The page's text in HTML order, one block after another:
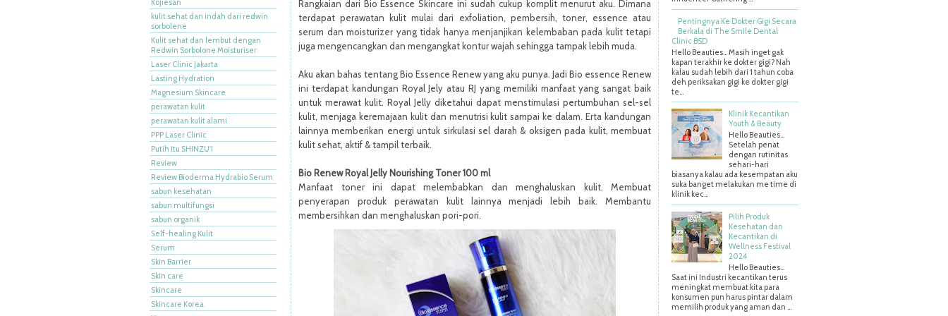
kulit sehat dan indah dari redwin
sorbolene
Kulit sehat dan lembut dengan
Redwin Sorbolone Moisturiser
Laser Clinic Jakarta
Lasting Hydration
Magnesium Skincare
perawatan kulit
perawatan kulit alami
PPP Laser Clinic
Putih Itu SHINZU'I
Review
Review Bioderma Hydrabio Serum
sabun kesehatan
sabun multifungsi
sabun organik
Self-healing Kulit
Serum
Skin Barrier
Skin care
Skincare
Skincare Korea
Rangkaian dari Bio Essence Skincare ini sudah cukup komplit menurut aku. Dimana
terdapat perawatan kulit mulai dari exfoliation, pembersih, toner, essence atau
serum dan moisturizer yang tidak hanya menjanjikan kelembaban pada kulit tetapi
juga mengencangkan dan mengangkat kontur wajah sehingga tampak lebih muda.
Aku akan bahas tentang Bio Essence Renew yang aku punya. Jadi Bio essence Renew
ini terdapat kandungan Royal Jely atau RJ yang memiliki manfaat yang sangat baik
untuk merawat kulit. Royal Jelly diketahui dapat menstimulasi pertumbuhan sel-sel
kulit, menjaga keremajaan kulit dan menutrisi kulit sampai ke dalam. Erta kandungan
lainnya memberikan energi untuk sirkulasi sel darah & oksigen pada kulit, membuat
kulit sehat, aktif & tampil terbaik.
Bio Renew Royal Jelly Nourishing Toner 100 ml
Manfaat toner ini dapat melembabkan dan menghaluskan kulit. Membuat
penyerapan produk perawatan kulit lainnya menjadi lebih baik. Membantu
membersihkan dan menghaluskan pori-pori.
Pentingnya Ke Dokter Gigi Secara
Berkala di The Smile Dental
Clinic BSD
Hello Beauties… Masih inget gak
kapan terakhir ke dokter gigi? Nah
kalau sudah lebih dari 1 tahun coba
deh periksakan gigi ke dokter gigi
te...
Klinik Kecantikan
Youth & Beauty
Hello Beauties...
Setelah penat
dengan rutinitas
sehari-hari
biasanya kalau ada kesempatan aku
suka banget melakukan me time di
klinik kec...
Pilih Produk
Kesehatan dan
Kecantikan di
Wellness Festival
2024
Hello Beauties…
Saat ini Industri kecantikan terus
meningkat membuat kita para
konsumen pun harus pintar dalam
memilih produk yang aman dan ...